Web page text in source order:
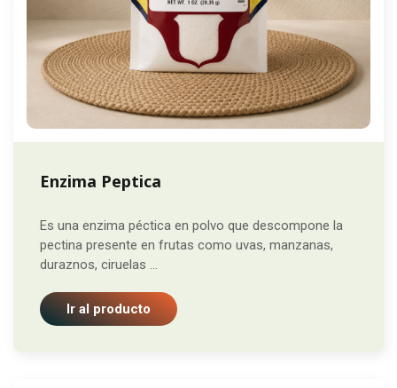
Enzima Peptica
Es una enzima péctica en polvo que descompone la
pectina presente en frutas como uvas, manzanas,
duraznos, ciruelas ...
Ir al producto